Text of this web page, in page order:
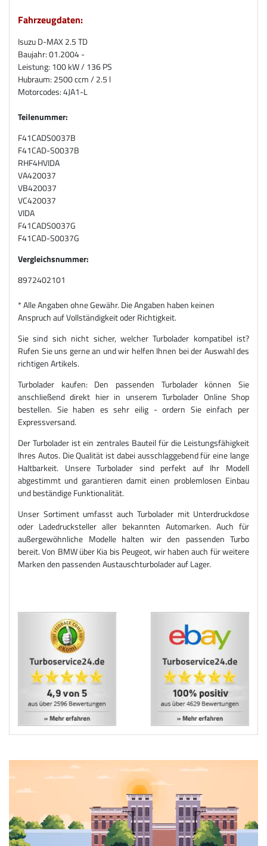
Fahrzeugdaten:
Isuzu D-MAX 2.5 TD
Baujahr: 01.2004 -
Leistung: 100 kW / 136 PS
Hubraum: 2500 ccm / 2.5 l
Motorcodes: 4JA1-L
Teilenummer:
F41CADS0037B
F41CAD-S0037B
RHF4HVIDA
VA420037
VB420037
VC420037
VIDA
F41CADS0037G
F41CAD-S0037G
Vergleichsnummer:
8972402101
* Alle Angaben ohne Gewähr. Die Angaben haben keinen
Anspruch auf Vollständigkeit oder Richtigkeit.
Sie sind sich nicht sicher, welcher Turbolader kompatibel ist?
Rufen Sie uns gerne an und wir helfen Ihnen bei der Auswahl des
richtigen Artikels.
Turbolader kaufen: Den passenden Turbolader können Sie
anschließend direkt hier in unserem Turbolader Online Shop
bestellen. Sie haben es sehr eilig - ordern Sie einfach per
Expressversand.
Der Turbolader ist ein zentrales Bauteil für die Leistungsfähigkeit
Ihres Autos. Die Qualität ist dabei ausschlaggebend für eine lange
Haltbarkeit. Unsere Turbolader sind perfekt auf Ihr Modell
abgestimmt und garantieren damit einen problemlosen Einbau
und beständige Funktionalität.
Unser Sortiment umfasst auch Turbolader mit Unterdruckdose
oder Ladedrucksteller aller bekannten Automarken. Auch für
außergewöhnliche Modelle halten wir den passenden Turbo
bereit. Von BMW über Kia bis Peugeot, wir haben auch für weitere
Marken den passenden Austauschturbolader auf Lager.